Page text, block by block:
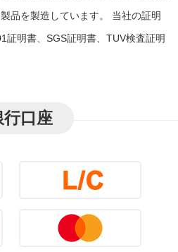
品を製造しています。 当社の証明
証明書、SGS証明書、TUV検査証明
行口座